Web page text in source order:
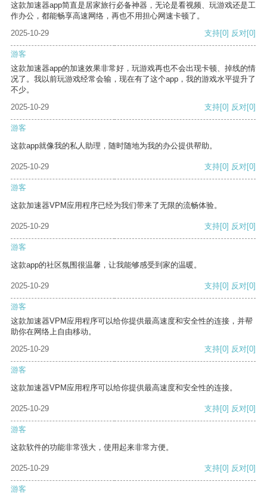
这款加速器app简直是居家旅行必备神器，无论是看视频、玩游戏还是工
作办公，都能畅享高速网络，再也不用担心网速卡顿了。
2025-10-29
支持[0] 反对[0]
游客
这款加速器app的加速效果非常好，玩游戏再也不会出现卡顿、掉线的情
况了。我以前玩游戏经常会输，现在有了这个app，我的游戏水平提升了
不少。
2025-10-29
支持[0] 反对[0]
游客
这款app就像我的私人助理，随时随地为我的办公提供帮助。
2025-10-29 支持[0] 反对[0]
游客
这款加速器VPM应用程序已经为我们带来了无限的流畅体验。
2025-10-29 支持[0] 反对[0]
游客
这款app的社区氛围很温馨，让我能够感受到家的温暖。
2025-10-29 支持[0] 反对[0]
游客
这款加速器VPM应用程序可以给你提供最高速度和安全性的连接，并帮
助你在网络上自由移动。
2025-10-29
支持[0] 反对[0]
游客
这款加速器VPM应用程序可以给你提供最高速度和安全性的连接。
2025-10-29 支持[0] 反对[0]
游客
这款软件的功能非常强大，使用起来非常方便。
2025-10-29 支持[0] 反对[0]
游客